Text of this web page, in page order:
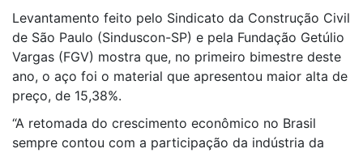
Levantamento feito pelo Sindicato da Construção Civil
de São Paulo (Sinduscon-SP) e pela Fundação Getúlio
Vargas (FGV) mostra que, no primeiro bimestre deste
ano, o aço foi o material que apresentou maior alta de
preço, de 15,38%.
“A retomada do crescimento econômico no Brasil
sempre contou com a participação da indústria da